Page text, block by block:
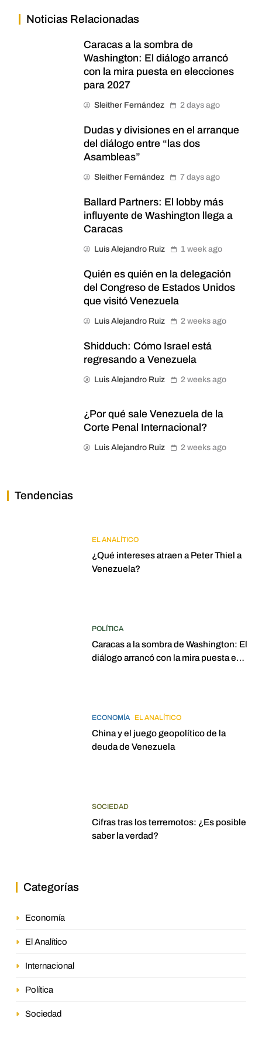
Noticias Relacionadas
Caracas a la sombra de
Washington: El diálogo arrancó
con la mira puesta en elecciones
para 2027
Sleither Fernández 2 days ago
Dudas y divisiones en el arranque
del diálogo entre “las dos
Asambleas”
Sleither Fernández 7 days ago
Ballard Partners: El lobby más
influyente de Washington llega a
Caracas
Luis Alejandro Ruiz 1 week ago
Quién es quién en la delegación
del Congreso de Estados Unidos
que visitó Venezuela
Luis Alejandro Ruiz 2 weeks ago
Shidduch: Cómo Israel está
regresando a Venezuela
Luis Alejandro Ruiz 2 weeks ago
¿Por qué sale Venezuela de la
Corte Penal Internacional?
Luis Alejandro Ruiz 2 weeks ago
Tendencias
EL ANALÍTICO
¿Qué intereses atraen a Peter Thiel a
Venezuela?
POLÍTICA
Caracas a la sombra de Washington: El
diálogo arrancó con la mira puesta en
ECONOMÍA EL ANALÍTICO
China y el juego geopolítico de la
deuda de Venezuela
SOCIEDAD
Cifras tras los terremotos: ¿Es posible
saber la verdad?
Categorías
Economía
El Analítico
Internacional
Política
Sociedad